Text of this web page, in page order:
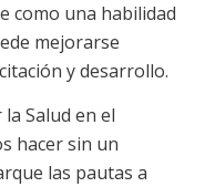
como una habilidad
mejorarse
y desarrollo.
Salud en el
hacer sin un
las pautas a